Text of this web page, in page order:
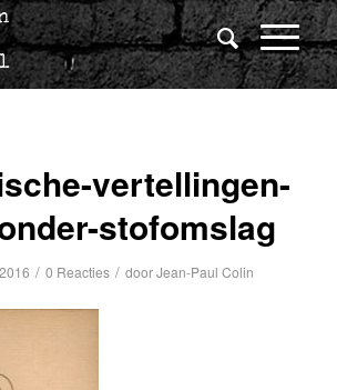
vertellingen-
stofomslag
/ 0 Reacties / doorJean-Paul Colin